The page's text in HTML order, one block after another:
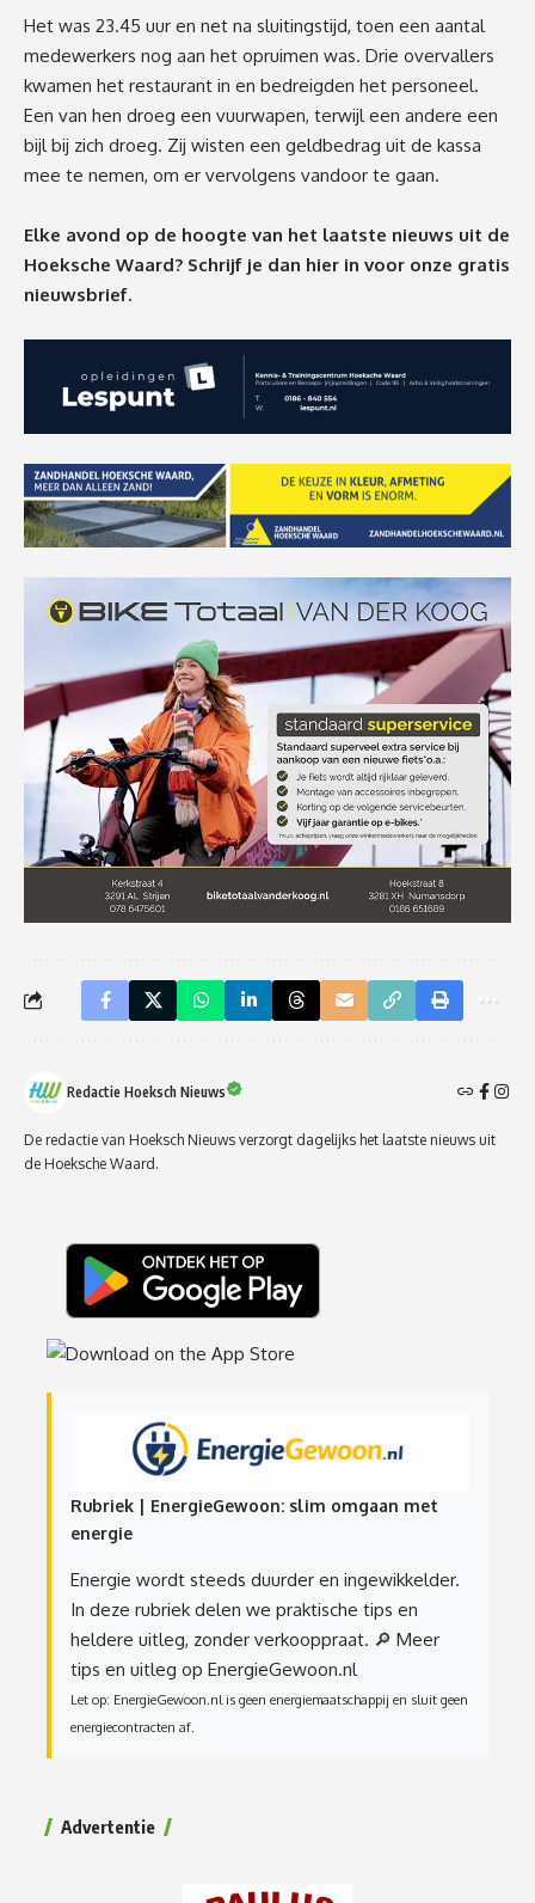
Het was 23.45 uur en net na sluitingstijd, toen een aantal
medewerkers nog aan het opruimen was. Drie overvallers
kwamen het restaurant in en bedreigden het personeel.
Een van hen droeg een vuurwapen, terwijl een andere een
bijl bij zich droeg. Zij wisten een geldbedrag uit de kassa
mee te nemen, om er vervolgens vandoor te gaan.
Elke avond op de hoogte van het laatste nieuws uit de
Hoeksche Waard? Schrijf je dan hier in voor onze gratis
nieuwsbrief.
Redactie Hoeksch Nieuws
De redactie van Hoeksch Nieuws verzorgt dagelijks het laatste nieuws uit
de Hoeksche Waard.
Rubriek | EnergieGewoon: slim omgaan met
energie
Energie wordt steeds duurder en ingewikkelder.
In deze rubriek delen we praktische tips en
heldere uitleg, zonder verkooppraat. 🔎 Meer
tips en uitleg op EnergieGewoon.nl
Let op: EnergieGewoon.nl is geen energiemaatschappij en sluit geen
energiecontracten af.
Advertentie